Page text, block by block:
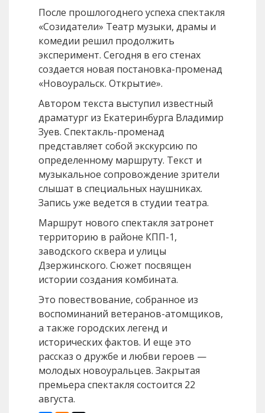
После прошлогоднего успеха спектакля
«Созидатели» Театр музыки, драмы и
комедии решил продолжить
эксперимент. Сегодня в его стенах
создается новая постановка-променад
«Новоуральск. Открытие».
Автором текста выступил известный
драматург из Екатеринбурга Владимир
Зуев. Спектакль-променад
представляет собой экскурсию по
определенному маршруту. Текст и
музыкальное сопровождение зрители
слышат в специальных наушниках.
Запись уже ведется в студии театра.
Маршрут нового спектакля затронет
территорию в районе КПП-1,
заводского сквера и улицы
Дзержинского. Сюжет посвящен
истории создания комбината.
Это повествование, собранное из
воспоминаний ветеранов-атомщиков,
а также городских легенд и
исторических фактов. И еще это
рассказ о дружбе и любви героев —
молодых новоуральцев. Закрытая
премьера спектакля состоится 22
августа.